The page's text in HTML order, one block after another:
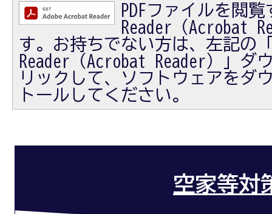
PDFファイルを閲
Reader（Acrobat
す。お持ちでない方は、左記の
Reader（Acrobat Reader）」ダ
リックして、ソフトウェアをダ
トールしてください。
空家等対